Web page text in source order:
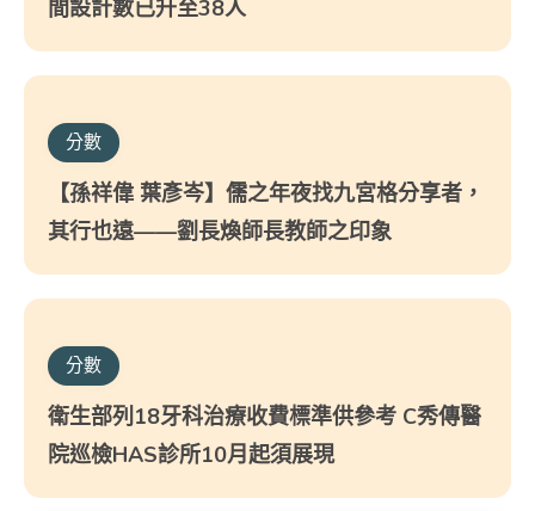
間設計數已升至38人
分數
【孫祥偉 葉彥岑】儒之年夜找九宮格分享者，
其行也遠——劉長煥師長教師之印象
分數
衛生部列18牙科治療收費標準供參考 C秀傳醫
院巡檢HAS診所10月起須展現